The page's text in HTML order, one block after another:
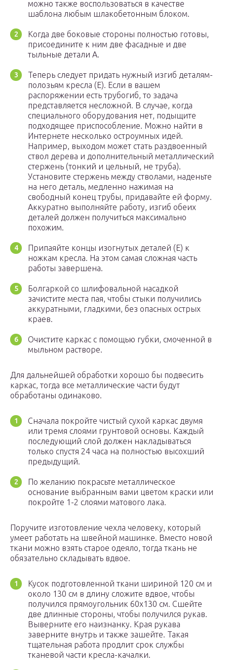
можно также воспользоваться в качестве
шаблона любым шлакобетонным блоком.
Когда две боковые стороны полностью готовы,
присоедините к ним две фасадные и две
тыльные детали А.
Теперь следует придать нужный изгиб деталям-
полозьям кресла (Е). Если в вашем
распоряжении есть трубогиб, то задача
представляется несложной. В случае, когда
специального оборудования нет, подыщите
подходящее приспособление. Можно найти в
Интернете несколько остроумных идей.
Например, выходом может стать раздвоенный
ствол дерева и дополнительный металлический
стержень (тонкий и цельный, не труба).
Установите стержень между стволами, наденьте
на него деталь, медленно нажимая на
свободный конец трубы, придавайте ей форму.
Аккуратно выполняйте работу, изгиб обеих
деталей должен получиться максимально
похожим.
Припаяйте концы изогнутых деталей (Е) к
ножкам кресла. На этом самая сложная часть
работы завершена.
Болгаркой со шлифовальной насадкой
зачистите места пая, чтобы стыки получились
аккуратными, гладкими, без опасных острых
краев.
Очистите каркас с помощью губки, смоченной в
мыльном растворе.
Для дальнейшей обработки хорошо бы подвесить
каркас, тогда все металлические части будут
обработаны одинаково.
Сначала покройте чистый сухой каркас двумя
или тремя слоями грунтовой основы. Каждый
последующий слой должен накладываться
только спустя 24 часа на полностью высохший
предыдущий.
По желанию покрасьте металлическое
основание выбранным вами цветом краски или
покройте 1-2 слоями матового лака.
Поручите изготовление чехла человеку, который
умеет работать на швейной машинке. Вместо новой
ткани можно взять старое одеяло, тогда ткань не
обязательно складывать вдвое.
Кусок подготовленной ткани шириной 120 см и
около 130 см в длину сложите вдвое, чтобы
получился прямоугольник 60х130 см. Сшейте
две длинные стороны, чтобы получился рукав.
Выверните его наизнанку. Края рукава
заверните внутрь и также зашейте. Такая
тщательная работа продлит срок службы
тканевой части кресла-качалки.